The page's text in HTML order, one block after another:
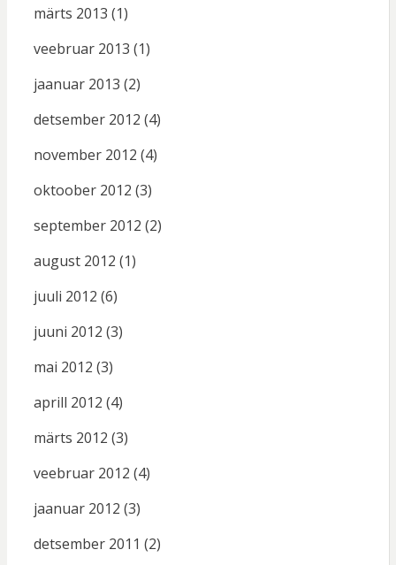
märts 2013 (1)
veebruar 2013 (1)
jaanuar 2013 (2)
detsember 2012 (4)
november 2012 (4)
oktoober 2012 (3)
september 2012 (2)
august 2012 (1)
juuli 2012 (6)
juuni 2012 (3)
mai 2012 (3)
aprill 2012 (4)
märts 2012 (3)
veebruar 2012 (4)
jaanuar 2012 (3)
detsember 2011 (2)